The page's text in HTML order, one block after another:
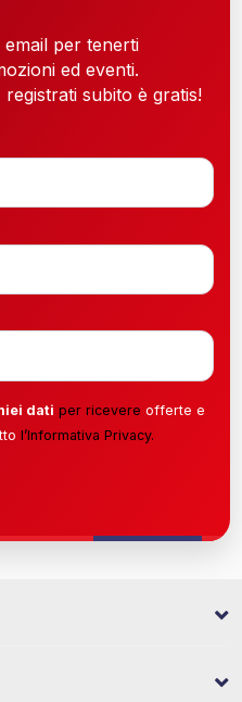
per tenerti
ed eventi.
subito è gratis!
dati per ricevere offerte e
l’Informativa Privacy.